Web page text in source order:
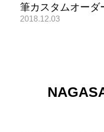
筆カスタムオーダ
2018.12.03